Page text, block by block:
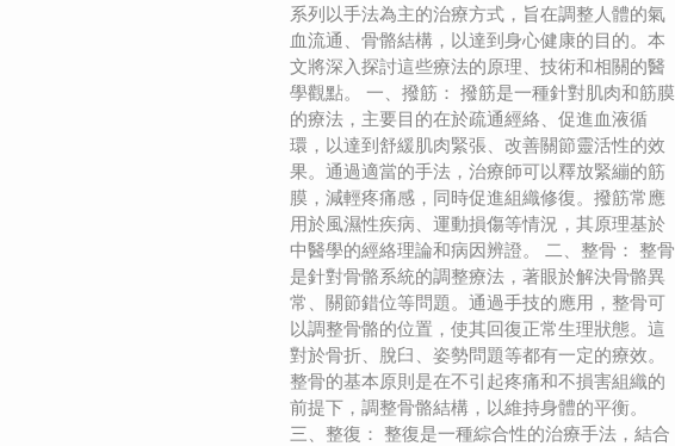
系列以手法為主的治療方式，旨在調整人體的氣
血流通、骨骼結構，以達到身心健康的目的。本
文將深入探討這些療法的原理、技術和相關的醫
學觀點。 一、撥筋： 撥筋是一種針對肌肉和筋膜
的療法，主要目的在於疏通經絡、促進血液循
環，以達到舒緩肌肉緊張、改善關節靈活性的效
果。通過適當的手法，治療師可以釋放緊繃的筋
膜，減輕疼痛感，同時促進組織修復。撥筋常應
用於風濕性疾病、運動損傷等情況，其原理基於
中醫學的經絡理論和病因辨證。 二、整骨： 整骨
是針對骨骼系統的調整療法，著眼於解決骨骼異
常、關節錯位等問題。通過手技的應用，整骨可
以調整骨骼的位置，使其回復正常生理狀態。這
對於骨折、脫臼、姿勢問題等都有一定的療效。
整骨的基本原則是在不引起疼痛和不損害組織的
前提下，調整骨骼結構，以維持身體的平衡。
三、整復： 整復是一種綜合性的治療手法，結合